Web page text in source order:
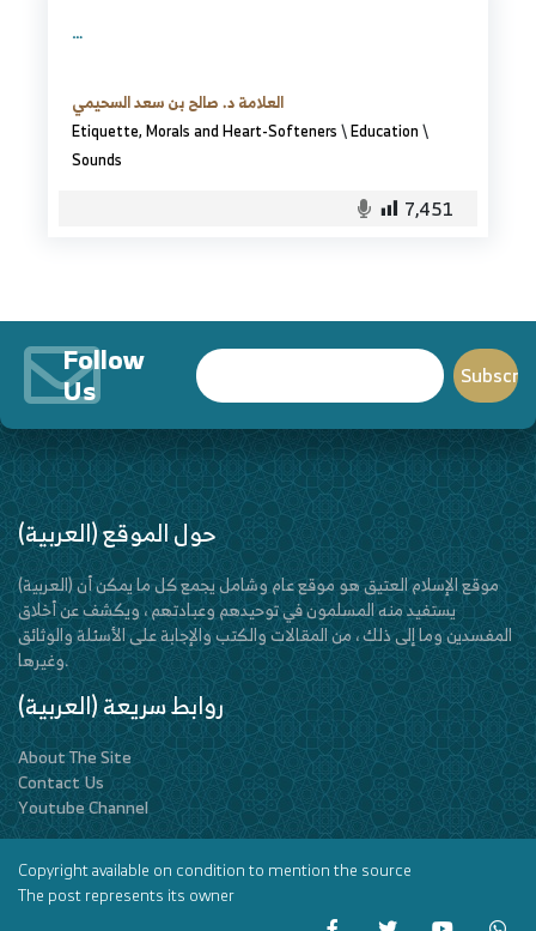
…
العلامة د. صالح بن سعد السحيمي
Etiquette, Morals and Heart-Softeners\Education\
Sounds
7,451
Follow
Us
(العربية) حول الموقع
(العربية) موقع الإسلام العتيق هو موقع عام وشامل يجمع كل ما يمكن أن
يستفيد منه المسلمون في توحيدهم وعبادتهم ، ويكشف عن أخلاق
المفسدين وما إلى ذلك ، من المقالات والكتب والإجابة على الأسئلة والوثائق
وغيرها.
(العربية) روابط سريعة
About The Site
Contact Us
Youtube Channel
Copyright available on condition to mention the source
The post represents its owner